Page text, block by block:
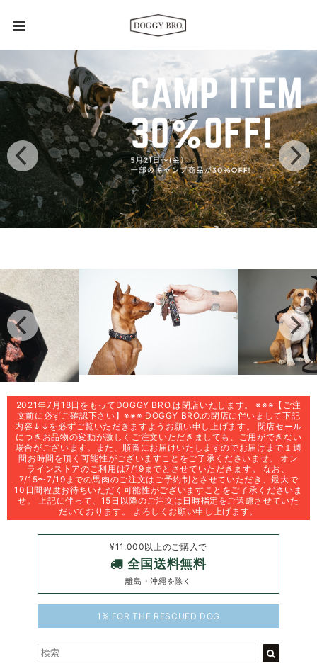
2021年7月18日をもってDOGGY BRO.は閉店いたします。 ※※※【ご注
文前に必ずご確認下さい】※※※ DOGGY BRO.の閉店に伴いまして下記
内容↓↓を必ずご覧いただきますようお願い申し上げます。 閉店セール
につきお品物の変動が激しくご注文いただきましても、ご用ができない
場合がございます。また、順番にお届けいたしますのでお届けまで１週
間お時間を頂く可能性がございますことをご了承くださいませ。 オン
ラインストアのご利用は7/19までとさせていただきます。 なお、
7/15〜7/19までの馬肉のご注文はご予約制とさせていただき、最大で
10日間程度お待ちいただく可能性がございますことをご了承くださいま
せ。 上記に伴って、15日以降のご注文は日時指定をご遠慮させていた
だいております。 よろしくお願い申し上げます。
¥11.000以上のご購入で
全国送料無料
離島・沖縄を除く
1% FOR THE RESCUED DOG